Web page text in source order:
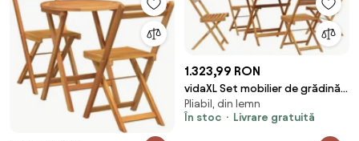
1.323,99 RON
vidaXL Set mobilier de grădină 5
piese textil taupe/lemn masiv
Pliabil, din lemn
În stoc
Livrare gratuită